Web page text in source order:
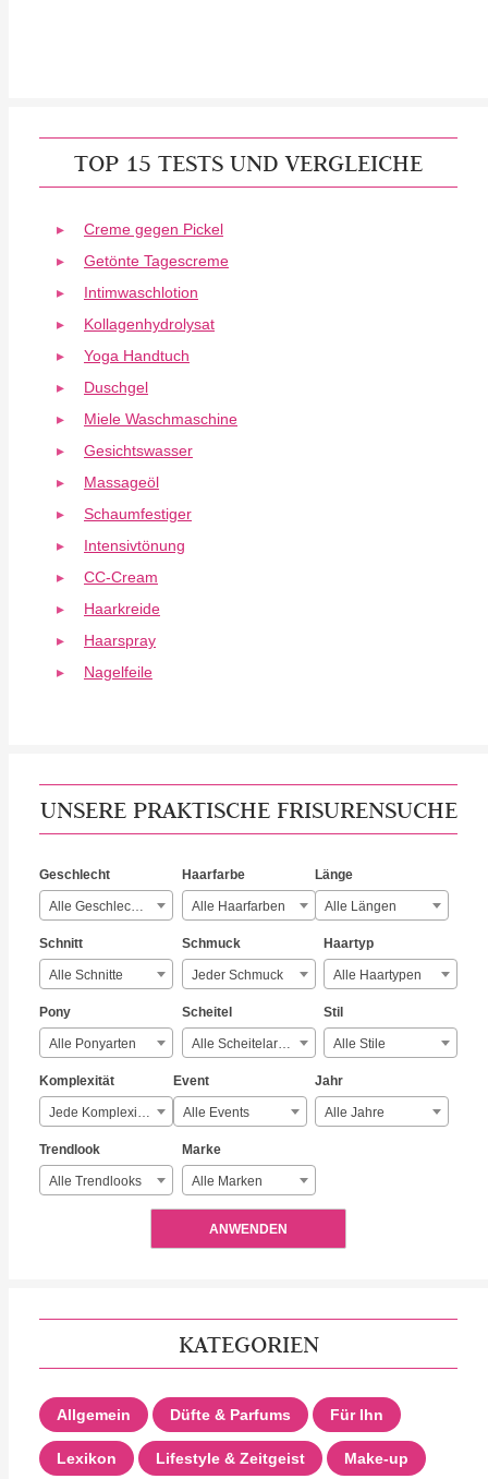
TOP 15 TESTS UND VERGLEICHE
Creme gegen Pickel
Getönte Tagescreme
Intimwaschlotion
Kollagenhydrolysat
Yoga Handtuch
Duschgel
Miele Waschmaschine
Gesichtswasser
Massageöl
Schaumfestiger
Intensivtönung
CC-Cream
Haarkreide
Haarspray
Nagelfeile
UNSERE PRAKTISCHE FRISURENSUCHE
Geschlecht
Alle Geschlechter
Haarfarbe
Alle Haarfarben
Länge
Alle Längen
Schnitt
Alle Schnitte
Schmuck
Jeder Schmuck
Haartyp
Alle Haartypen
Pony
Alle Ponyarten
Scheitel
Alle Scheitelarten
Stil
Alle Stile
Komplexität
Jede Komplexität
Event
Alle Events
Jahr
Alle Jahre
Trendlook
Alle Trendlooks
Marke
Alle Marken
ANWENDEN
KATEGORIEN
Allgemein Düfte & Parfums Für Ihn
Lexikon Lifestyle & Zeitgeist Make-up